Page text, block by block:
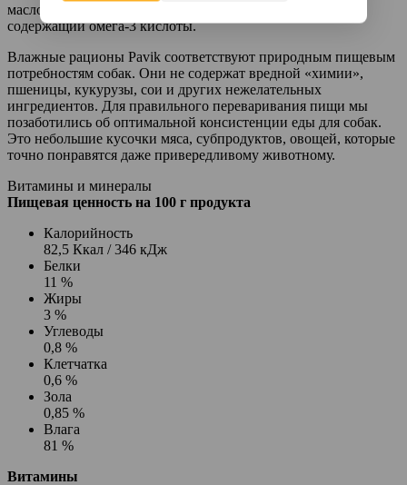
масло. Рыбий жир — полезный натуральный компонент,
содержащий омега-3 кислоты.
Влажные рационы Pavik соответствуют природным пищевым
потребностям собак. Они не содержат вредной «химии»,
пшеницы, кукурузы, сои и других нежелательных
ингредиентов. Для правильного переваривания пищи мы
позаботились об оптимальной консистенции еды для собак.
Это небольшие кусочки мяса, субпродуктов, овощей, которые
точно понравятся даже привередливому животному.
Витамины и минералы
Пищевая ценность на 100 г продукта
Калорийность
82,5 Ккал / 346 кДж
Белки
11 %
Жиры
3 %
Углеводы
0,8 %
Клетчатка
0,6 %
Зола
0,85 %
Влага
81 %
Витамины